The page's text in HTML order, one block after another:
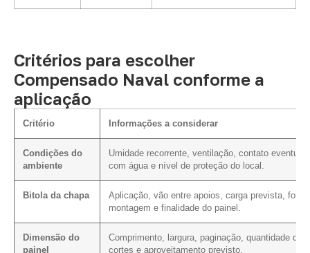
Critérios para escolher
Compensado Naval conforme a
aplicação
Critério Informações a considerar
Condições do
ambiente
Umidade recorrente, ventilação, contato eventual
com água e nível de proteção do local.
Bitola da chapa
Aplicação, vão entre apoios, carga prevista,
montagem e finalidade do painel.
Dimensão do
painel
Comprimento, largura, paginação, quantidade de
cortes e aproveitamento previsto.